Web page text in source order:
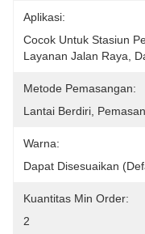
Aplikasi:
Cocok Untuk Stasiun
Layanan Jalan Raya,
Metode Pemasangan:
Lantai Berdiri,
Warna:
Dapat Disesuaikan
Kuantitas Min Order:
2